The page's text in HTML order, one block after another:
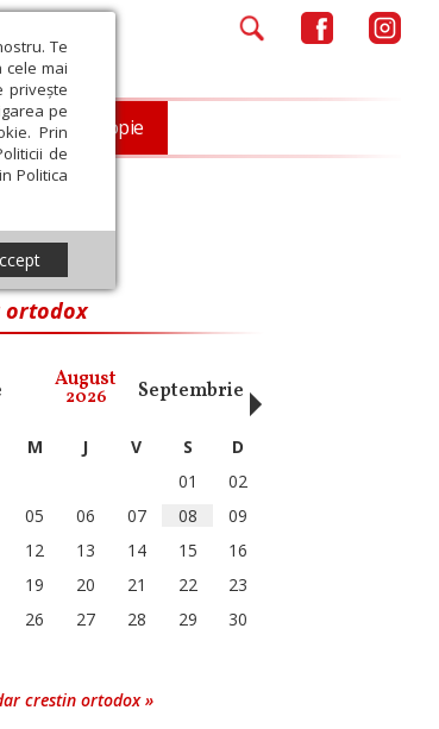
Te
cele mai
privește
pe
Prin
de
Politica
Filantropie
ortodox
August
2026 Septembrie Octombrie
M J V S
D
01
02
05 06 07 08
09
12 13 14 15
16
19 20 21 22
23
26 27 28 29
30
crestin ortodox »